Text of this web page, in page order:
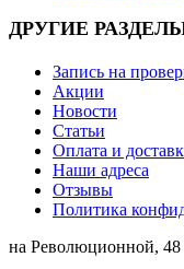
ДРУГИЕ
Запись на
Акции
Новости
Статьи
Оплата и
Наши адреса
Отзывы
Политика
на Революционной, 48